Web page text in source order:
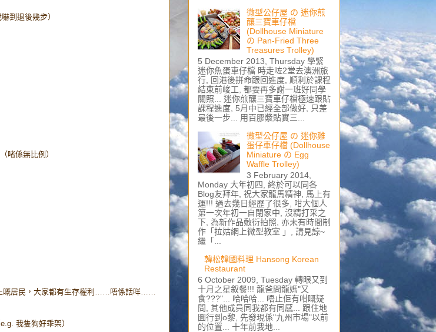
到退後幾步）
啫係無比例）
嘅居民，大家都有生存權利……唔係話咩……
我隻狗好乖架）
微型公仔屋 の 迷你煎
釀三寶車仔檔
(Dollhouse Miniature
の Pan-Fried Three
Treasures Trolley)
5 December 2013, Thursday 學緊
迷你魚蛋車仔檔 時走咗2堂去澳洲旅
行, 回港後拼命跟回進度, 順利於課程
結束前峻工, 都要再多謝一班好同學
關照... 迷你煎釀三寶車仔檔極速跟貼
課程進度, 5月中已經全部做好, 只差
最後一步... 用百膠漿貼實三...
微型公仔屋 の 迷你雞
蛋仔車仔檔 (Dollhouse
Miniature の Egg
Waffle Trolley)
3 February 2014,
Monday 大年初四, 終於可以同各
Blog友拜年, 祝大家龍馬精神, 馬上有
運!!! 過去幾日經歷了很多, 咁大個人
第一次年初一自閉家中, 沒精打采之
下, 為新作品敷衍拍照, 亦未有時間制
作「拉姑網上微型教室 」, 請見諒~
繼「...
韓松韓國料理 Hansong Korean
Restaurant
6 October 2009, Tuesday 轉眼又到
十月之星叙餐!!! 龍爸問龍媽"又
食???"... 哈哈哈... 唔止佢有咁嘅疑
問, 其他成員同我都有同感... 跟住地
圖行到o黎, 先發現係"九州市場"以前
的位置... 十年前我地...